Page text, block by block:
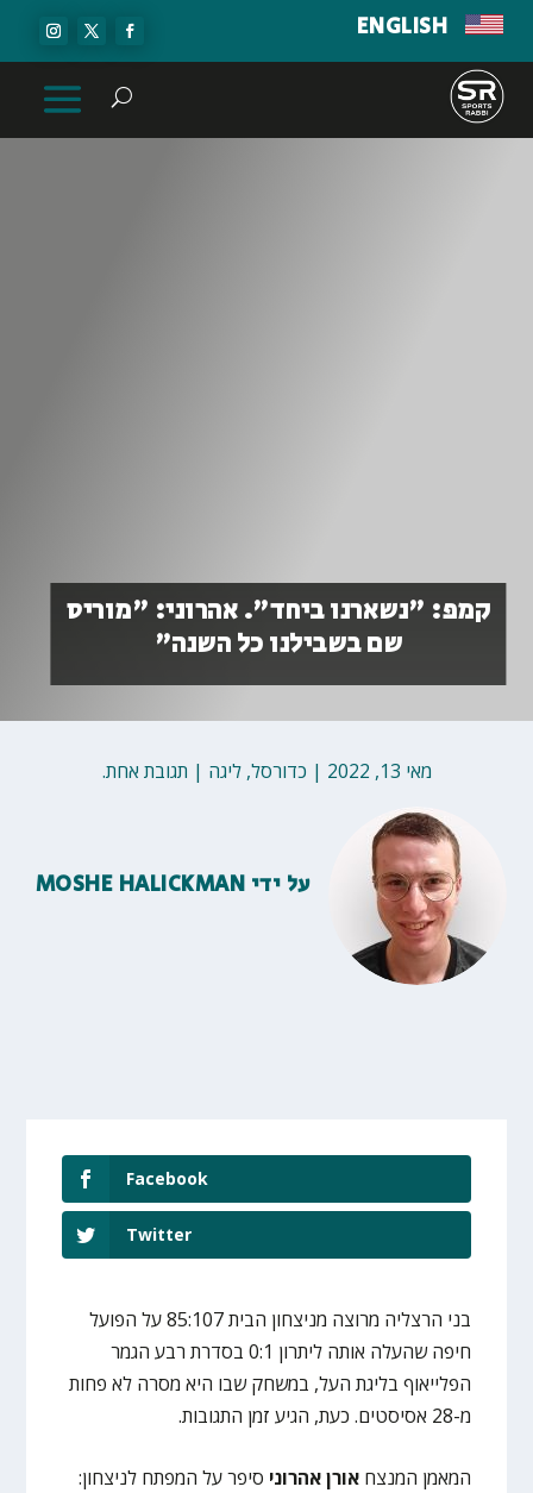
ENGLISH
קמפ: "נשארנו ביחד". אהרוני: "מוריס
שם בשבילנו כל השנה"
מאי 13, 2022 | כדורסל,ליגה | תגובת אחת.
על ידי MOSHE HALICKMAN
Facebook
Twitter
בני הרצליה מרוצה מניצחון הבית 85:107 על הפועל
חיפה שהעלה אותה ליתרון 0:1 בסדרת רבע הגמר
הפלייאוף בליגת העל, במשחק שבו היא מסרה לא פחות
מ-28 אסיסטים. כעת, הגיע זמן התגובות.
המאמן המנצח אורן אהרוני סיפר על המפתח לניצחון: